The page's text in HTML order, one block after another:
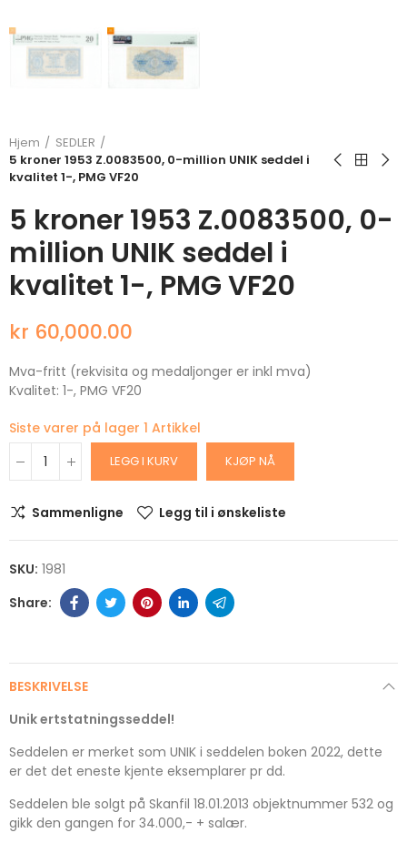
Hjem
SEDLER
5 kroner 1953 Z.0083500, 0-million UNIK seddel i
kvalitet 1-, PMG VF20
5 kroner 1953 Z.0083500, 0-
million UNIK seddel i
kvalitet 1-, PMG VF20
kr 60,000.00
Mva-fritt (rekvisita og medaljonger er inkl mva)
Kvalitet: 1-, PMG VF20
Siste varer på lager 1 Artikkel
LEGG I KURV KJØP NÅ
Sammenligne Legg til i ønskeliste
SKU: 1981
BESKRIVELSE
Unik ertstatningsseddel!
Seddelen er merket som UNIK i seddelen boken 2022, dette
er det det eneste kjente eksemplarer pr dd.
Seddelen ble solgt på Skanfil 18.01.2013 objektnummer 532 og
gikk den gangen for 34.000,- + salær.